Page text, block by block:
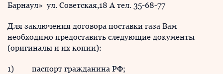
Барнаул» ул. Советская,18 А тел. 35-68-77
Для заключения договора поставки газа Вам
необходимо предоставить следующие документы
(оригиналы и их копии):
1) паспорт гражданина РФ;